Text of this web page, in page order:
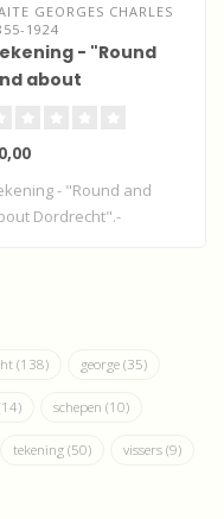
GEORGES CHARLES
1924
- "Round
about
- "Round and
Dordrecht".-
(138) george (35)
schepen (10)
tekening (50) vissers (9)